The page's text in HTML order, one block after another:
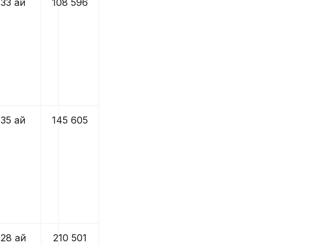
33 ай 108 596
35 ай 145 605
28 ай 210 501